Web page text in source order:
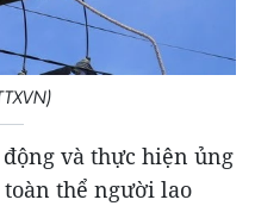
và thực hiện ủng
thể người lao